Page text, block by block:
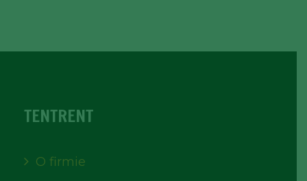
TENTRENT
O firmie